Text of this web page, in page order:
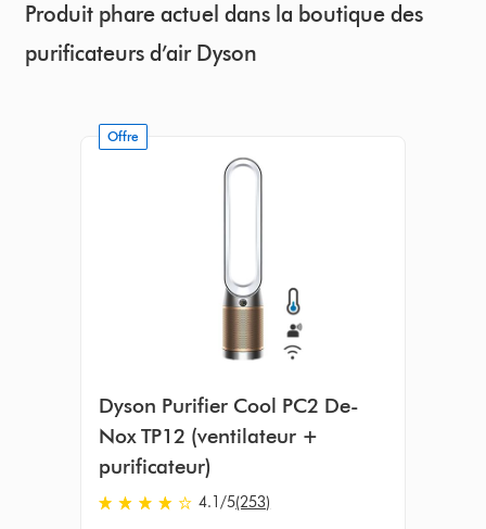
Produit phare actuel dans la boutique des
purificateurs d’air Dyson
Offre
Dyson Purifier Cool PC2 De-
Nox TP12 (ventilateur +
purificateur)
4.1 stars out of 5 from 253 Avis
4.1/5(253)